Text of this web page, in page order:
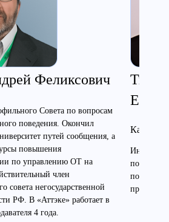
Феликсович
Совета по вопросам
поведения. Окончил
путей сообщения, а
повышения
по управлению ОТ на
член
совета негосударственной
РФ. В «Аттэке» работает в
4 года.
Инженер
по
по